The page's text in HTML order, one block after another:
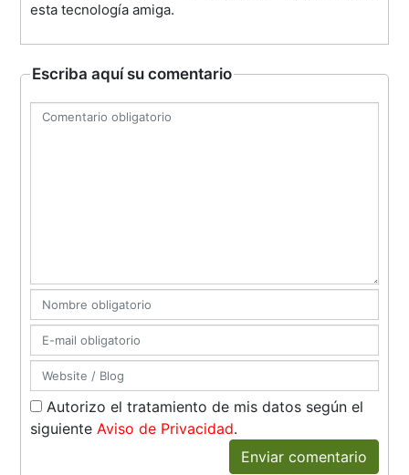
esta tecnología amiga.
Escriba aquí su comentario
Autorizo el tratamiento de mis datos según el
siguienteAviso de Privacidad.
Enviar comentario